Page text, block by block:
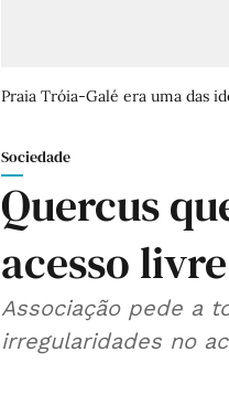
Praia Tróia-Galé era uma das
Sociedade
Quercus
acesso
Associação pede a
irregularidades no